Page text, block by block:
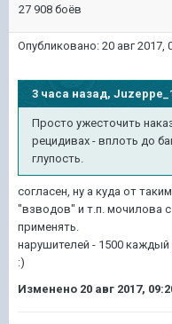
27 908 боёв
Опубликовано: 20 авг 2017,
3 часа назад,
Просто ужесточить
рецидивах - вплоть до
глупость.
согласен, ну а куда от
"взводов" и т.п. мочилова
применять.
нарушителей - 1500
:)
Изменено 20 авг 2017,